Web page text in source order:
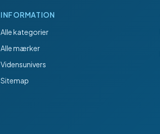
INFORMATION
Alle kategorier
Alle mærker
Vidensunivers
Sitemap